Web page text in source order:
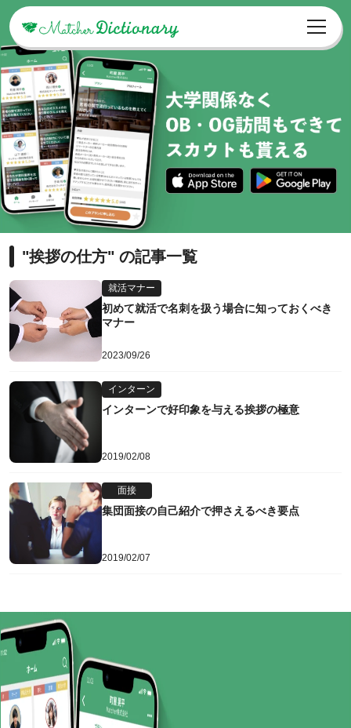
"挨拶の仕方" の記事一覧
就活マナー
初めて就活で名刺を扱う場合に知っておくべき
マナー
2023/09/26
インターン
インターンで好印象を与える挨拶の極意
2019/02/08
面接
集団面接の自己紹介で押さえるべき要点
2019/02/07